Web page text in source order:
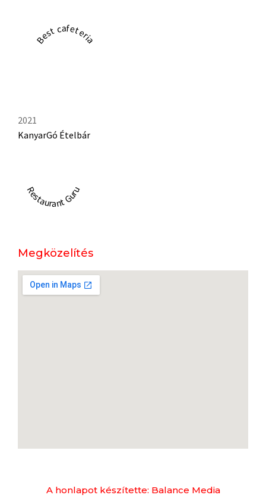
Best cafeteria
2021
KanyarGó Ételbár
Restaurant Guru
Megközelítés
A honlapot készítette: Balance Media